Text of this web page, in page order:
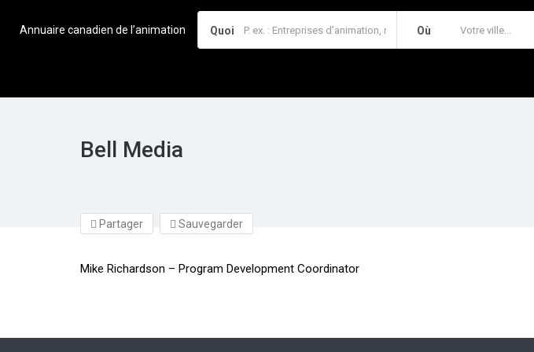
Annuaire canadien de l’animation Quoi Où
Bell Media
Partager Sauvegarder
Mike Richardson – Program Development Coordinator